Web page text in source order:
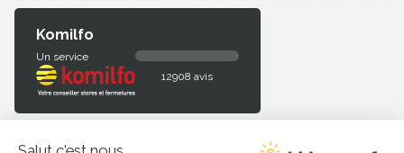
Komilfo
Un service
12908 avis
Produits à dépanner